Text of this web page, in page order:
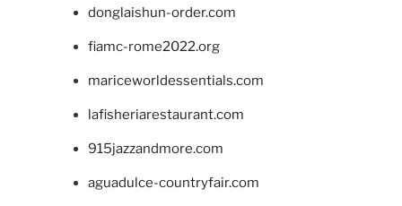
donglaishun-order.com
fiamc-rome2022.org
mariceworldessentials.com
lafisheriarestaurant.com
915jazzandmore.com
aguadulce-countryfair.com